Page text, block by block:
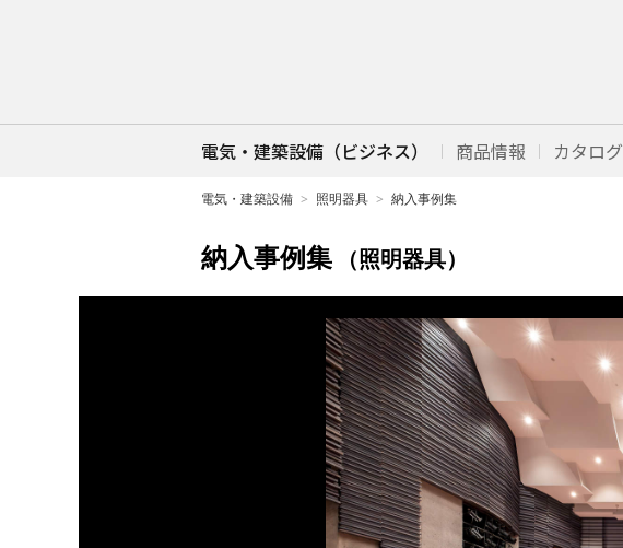
電気・建築設備（ビジネス） 商品情報 カタログ
電気・建築設備 照明器具 納入事例集
納入事例集 （照明器具）